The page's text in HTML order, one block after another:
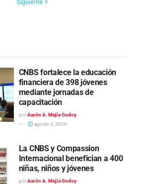
Siguiente
CNBS fortalece la educación
financiera de 398 jóvenes
mediante jornadas de
capacitación
por Aarón A. Mejía Godoy
agosto 3, 2026
La CNBS y Compassion
Internacional benefician a 400
niñas, niños y jóvenes
por Aarón A. Mejía Godoy